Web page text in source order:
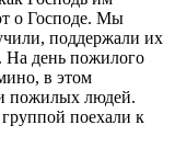
о Господе. Мы
поддержали их
На день пожилого
в этом
пожилых людей.
поехали к